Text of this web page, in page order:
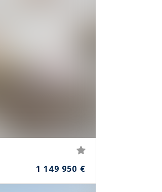
1 149 950 €